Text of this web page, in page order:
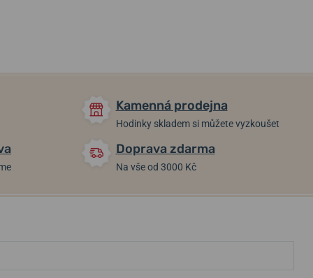
Kamenná prodejna
Hodinky skladem si můžete vyzkoušet
Doprava zdarma
Na vše od 3000 Kč